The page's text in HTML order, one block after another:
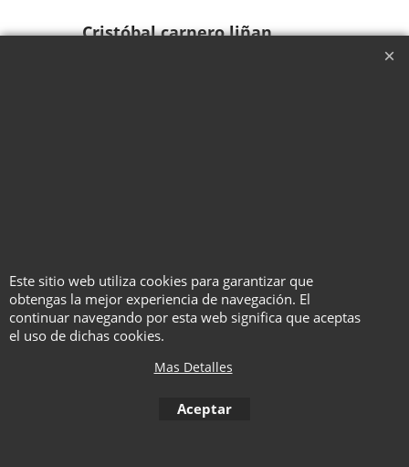
Cristóbal carnero liñan
experiencias extremas, este libro no es para ti".
Ángel Torres.
Este sitio web utiliza cookies para garantizar que
obtengas la mejor experiencia de navegación. El
continuar navegando por esta web significa que aceptas
el uso de dichas cookies.
Mas Detalles
Aceptar